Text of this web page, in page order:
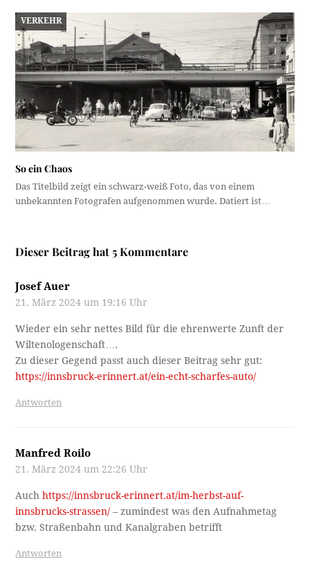
VERKEHR
So ein Chaos
Das Titelbild zeigt ein schwarz-weiß Foto, das von einem
unbekannten Fotografen aufgenommen wurde. Datiert ist…
Dieser Beitrag hat 5 Kommentare
Josef Auer
21. März 2024 um 19:16 Uhr
Wieder ein sehr nettes Bild für die ehrenwerte Zunft der
Wiltenologenschaft….
Zu dieser Gegend passt auch dieser Beitrag sehr gut:
https://innsbruck-erinnert.at/ein-echt-scharfes-auto/
Antworten
Manfred Roilo
21. März 2024 um 22:26 Uhr
Auchhttps://innsbruck-erinnert.at/im-herbst-auf-
innsbrucks-strassen/ – zumindest was den Aufnahmetag
bzw. Straßenbahn und Kanalgraben betrifft
Antworten